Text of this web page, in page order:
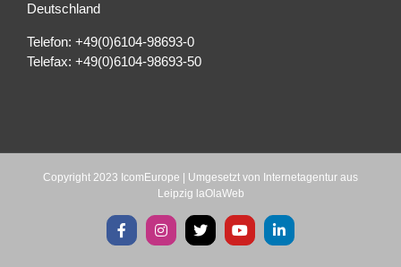
Deutschland
Telefon: +49(0)6104-98693-0
Telefax: +49(0)6104-98693-50
Copyright 2023 IcomEurope | Umgesetzt von Internetagentur aus
Leipzig laOlaWeb
FacebookInstagram
X YouTubeLinkedIn